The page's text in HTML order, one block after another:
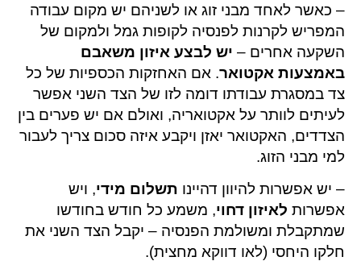
– כאשר לאחד מבני זוג או לשניהם יש מקום עבודה
המפריש לקרנות לפנסיה לקופות גמל ולמקום של
השקעה אחרים – יש לבצע איזון משאבם
באמצעות אקטואר. אם האחזקות הכספיות של כל
צד במסגרת עבודתו דומה לזו של הצד השני אפשר
לעיתים לוותר על אקטואריה, ואולם אם יש פערים בין
הצדדים, האקטואר יאזן ויקבע איזה סכום צריך לעבור
למי מבני הזוג.
– יש אפשרות להיוון דהיינו תשלום מידי, ויש
אפשרות לאיזון דחוי, משמע כל חודש בחודשו
שמתקבלת ומשולמת הפנסיה – יקבל הצד השני את
חלקו היחסי (לאו דווקא מחצית).